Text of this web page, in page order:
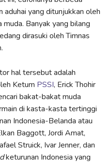
aduhai yang ditunjukkan oleh
muda. Banyak yang bilang
dirasuki oleh Timnas
hal tersebut adalah
Ketum PSSI, Erick Thohir
bakat-bakat muda
di kasta-kasta tertinggi
Indonesia-Belanda atau
Baggott, Jordi Amat,
Struick, Ivar Jenner, dan
keturunan Indonesia yang